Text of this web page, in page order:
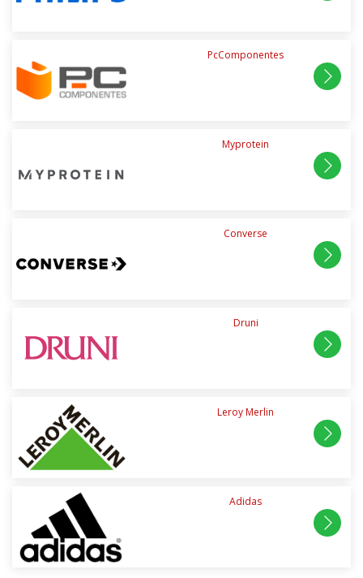
PcComponentes
Myprotein
Converse
Druni
Leroy Merlin
Adidas